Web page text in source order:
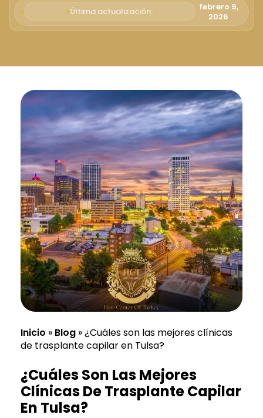
Русский
Svenska
Última actualización:
febrero 9,
2026
Inicio » Blog »¿Cuáles son las mejores clínicas
de trasplante capilar en Tulsa?
¿Cuáles Son Las Mejores
Clínicas De Trasplante Capilar
En Tulsa?